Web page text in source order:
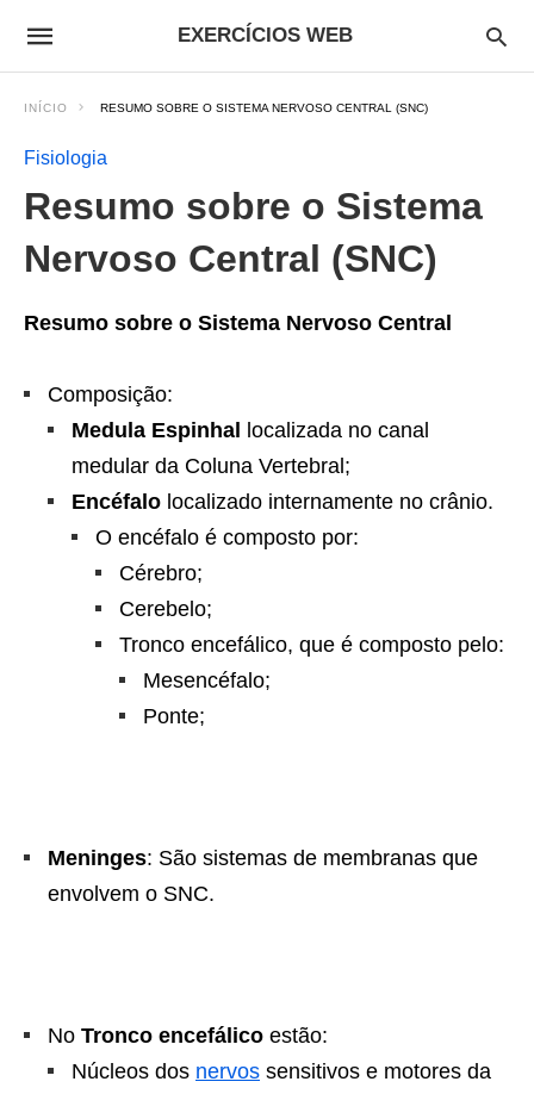
EXERCÍCIOS WEB
INÍCIO RESUMO SOBRE O SISTEMA NERVOSO CENTRAL (SNC)
Fisiologia
Resumo sobre o Sistema
Nervoso Central (SNC)
Resumo sobre o Sistema Nervoso Central
Composição:
Medula Espinhal
localizada no canal
medular da Coluna Vertebral;
Encéfalo localizado internamente no crânio.
O encéfalo é composto por:
Cérebro;
Cerebelo;
Tronco encefálico, que é composto pelo:
Mesencéfalo;
Ponte;
Meninges: São sistemas de membranas que
envolvem o SNC.
No Tronco encefálico estão:
Núcleos dos nervos sensitivos e motores da